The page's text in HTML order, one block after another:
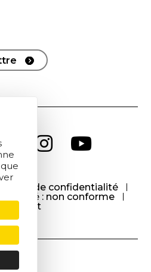
de confidentialité
: non conforme
Contact